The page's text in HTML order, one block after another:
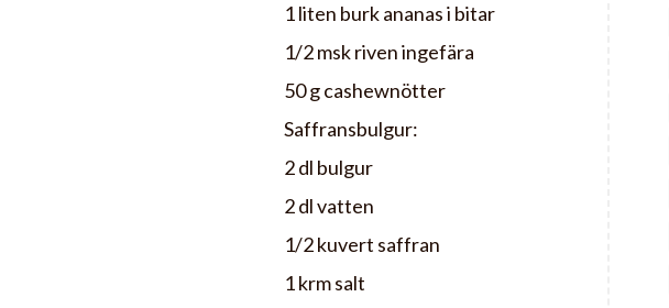
1 liten burk ananas i bitar
1/2 msk riven ingefära
50 g cashewnötter
Saffransbulgur:
2 dl bulgur
2 dl vatten
1/2 kuvert saffran
1 krm salt